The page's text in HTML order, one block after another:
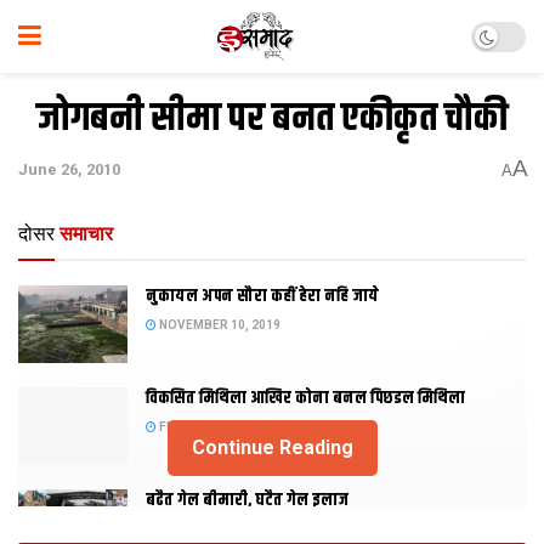
जोगबनी सीमा पर बनत एकीकृत चौकी
June 26, 2010 AA
दोसर समाचार
नुकायल अपन सौरा कहीं हेरा नहि जाये
NOVEMBER 10, 2019
विकसित मिथिला आखिर कोना बनल पिछडल मिथिला
FEBRUARY 23, 2019
बढैत गेल बीमारी, घटैत गेल इलाज
Continue Reading